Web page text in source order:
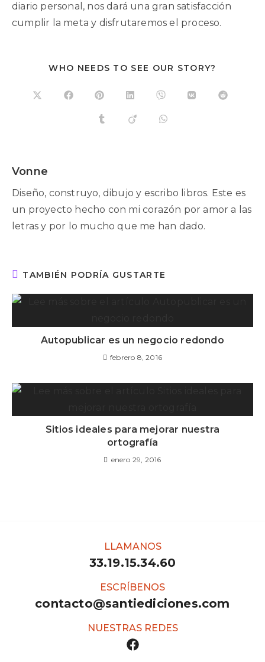
diario personal, nos dará una gran satisfacción
cumplir la meta y disfrutaremos el proceso.
WHO NEEDS TO SEE OUR STORY?
Vonne
Diseño, construyo, dibujo y escribo libros. Este es
un proyecto hecho con mi corazón por amor a las
letras y por lo mucho que me han dado.
TAMBIÉN PODRÍA GUSTARTE
Autopublicar es un negocio redondo
febrero 8, 2016
Sitios ideales para mejorar nuestra
ortografía
enero 29, 2016
LLAMANOS
33.19.15.34.60
ESCRÍBENOS
contacto@santiediciones.com
NUESTRAS REDES